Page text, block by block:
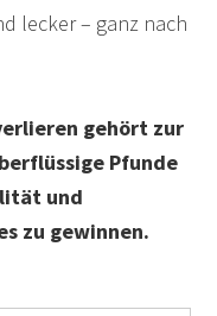
lecker – ganz nach
gehört zur
Pfunde
und
zu gewinnen.